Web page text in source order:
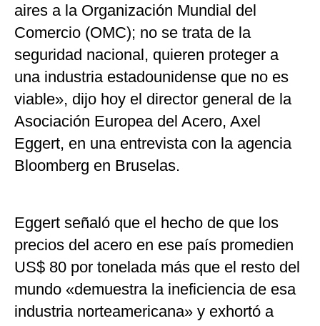
aires a la Organización Mundial del
Comercio (OMC); no se trata de la
seguridad nacional, quieren proteger a
una industria estadounidense que no es
viable», dijo hoy el director general de la
Asociación Europea del Acero, Axel
Eggert, en una entrevista con la agencia
Bloomberg en Bruselas.
Eggert señaló que el hecho de que los
precios del acero en ese país promedien
US$ 80 por tonelada más que el resto del
mundo «demuestra la ineficiencia de esa
industria norteamericana» y exhortó a